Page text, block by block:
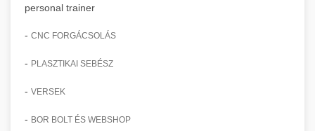
personal trainer
- CNC FORGÁCSOLÁS
- PLASZTIKAI SEBÉSZ
- VERSEK
- BOR BOLT ÉS WEBSHOP